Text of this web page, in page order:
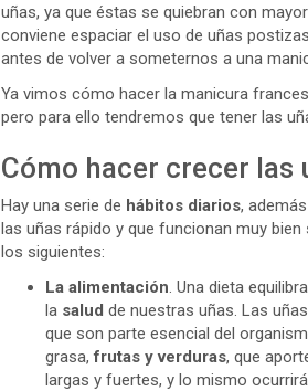
uñas, ya que éstas se quiebran con
conviene espaciar el uso de uñas
antes de volver a someternos a una
Ya vimos cómo hacer la manicura
pero para ello tendremos que tener las
Cómo hacer crecer las
Hay una serie de hábitos diarios,
las uñas rápido y que funcionan muy
los siguientes:
La alimentación . Una dieta
la salud de nuestras uñas. Las
que son parte esencial del
grasa,frutas y verduras, que
largas y fuertes, y lo mismo